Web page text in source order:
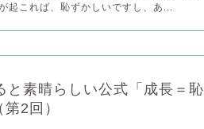
起これば、恥ずかしいですし、あ...
と素晴らしい公式「成長＝恥
2回）